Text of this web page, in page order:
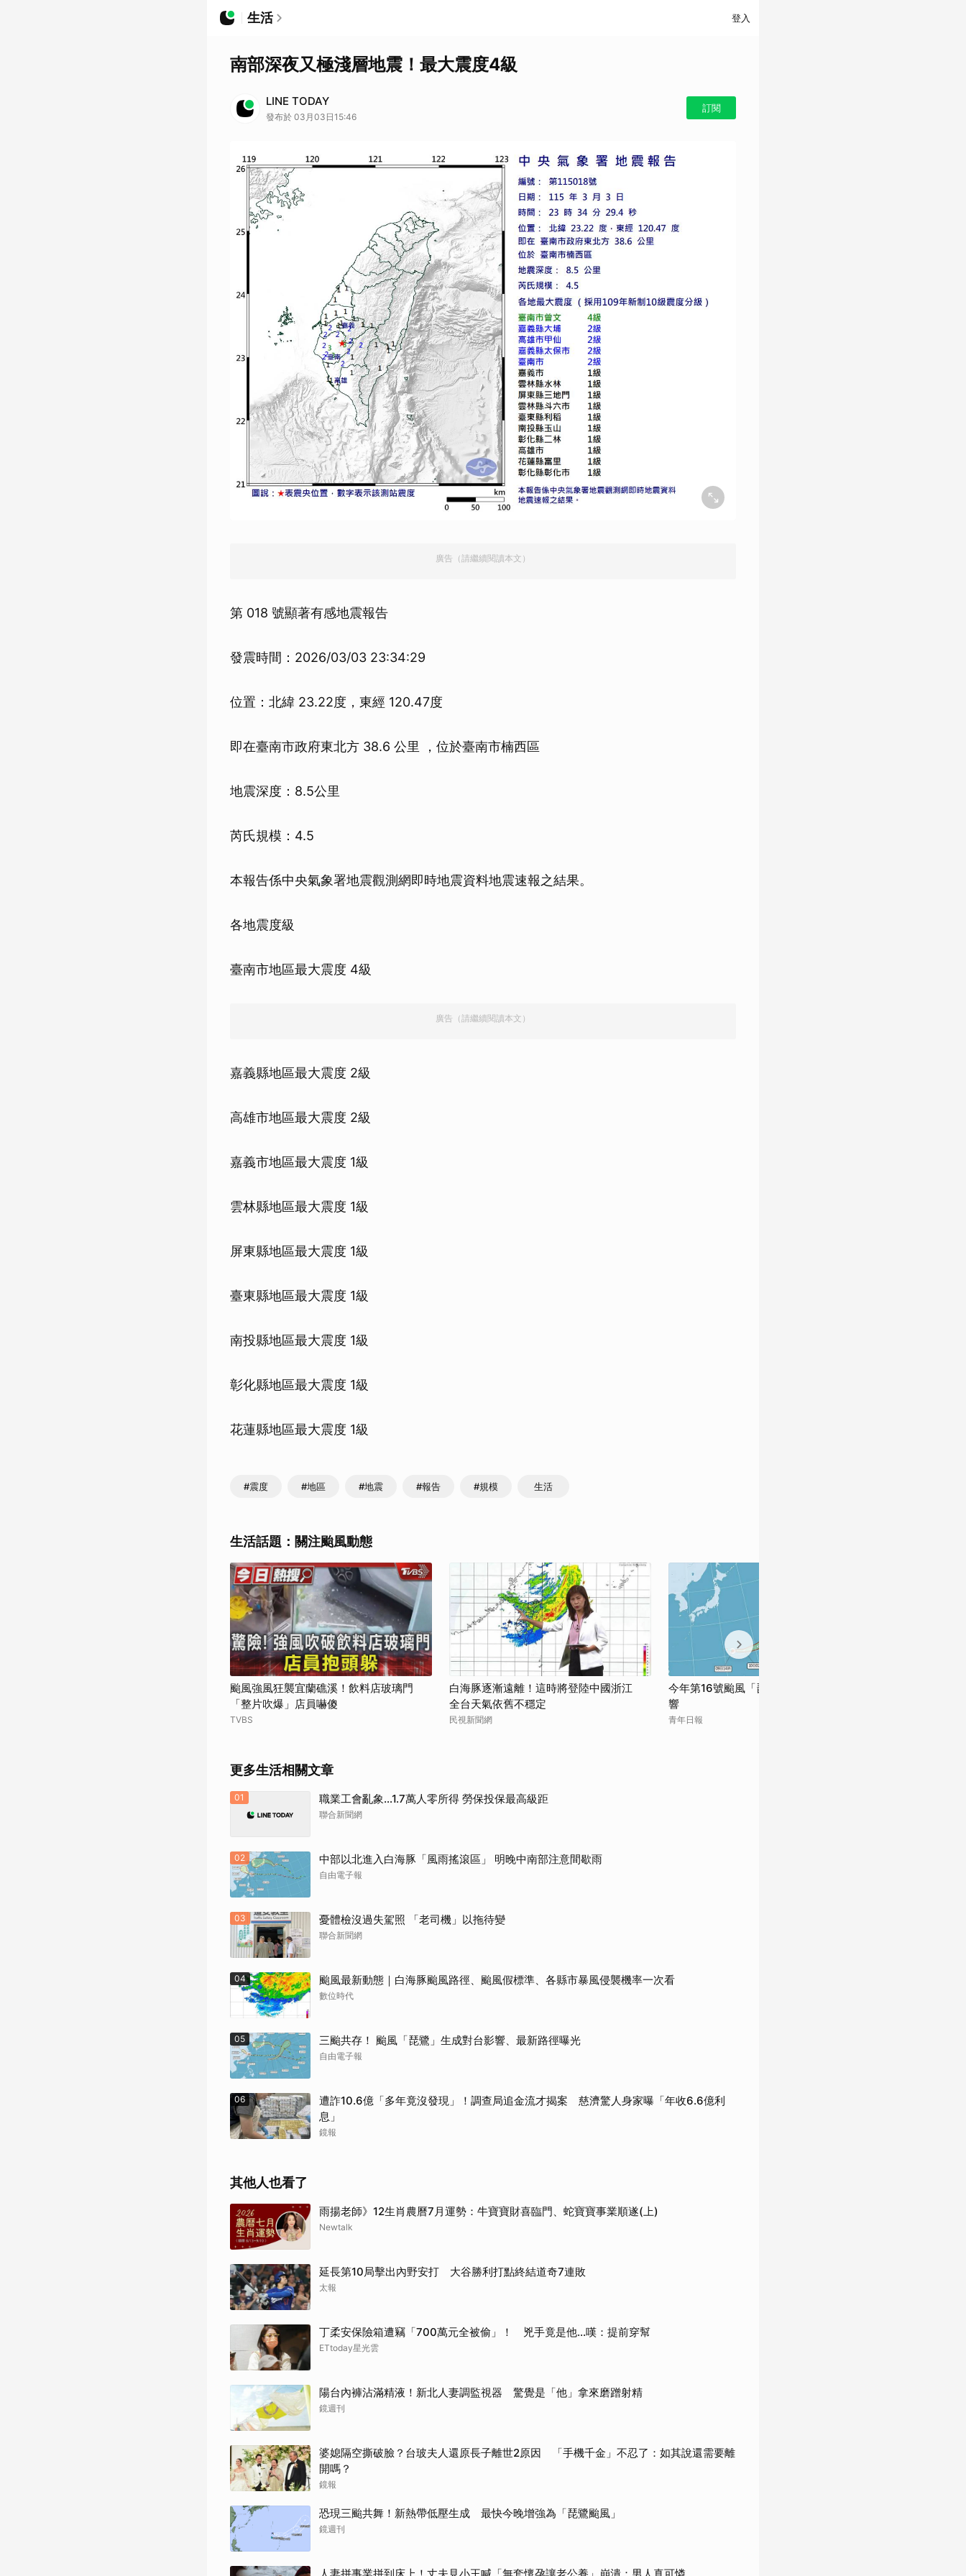
生活 登入
南部深夜又極淺層地震！最大震度4級
LINE TODAY
發布於 03月03日15:46
訂閱
廣告（請繼續閱讀本文）
第 018 號顯著有感地震報告
發震時間：2026/03/03 23:34:29
位置：北緯 23.22度，東經 120.47度
即在臺南市政府東北方 38.6 公里 ，位於臺南市楠西區
地震深度：8.5公里
芮氏規模：4.5
本報告係中央氣象署地震觀測網即時地震資料地震速報之結果。
各地震度級
臺南市地區最大震度 4級
廣告（請繼續閱讀本文）
嘉義縣地區最大震度 2級
高雄市地區最大震度 2級
嘉義市地區最大震度 1級
雲林縣地區最大震度 1級
屏東縣地區最大震度 1級
臺東縣地區最大震度 1級
南投縣地區最大震度 1級
彰化縣地區最大震度 1級
花蓮縣地區最大震度 1級
#震度 #地區 #地震 #報告 #規模 生活
生活話題：關注颱風動態
颱風強風狂襲宜蘭礁溪！飲料店玻璃門
「整片吹爆」店員嚇傻
TVBS
白海豚逐漸遠離！這時將登陸中國浙江
全台天氣依舊不穩定
民視新聞網
今年第16號颱風「琵鷺」生成 對臺灣無影
響
青年日報
更多生活相關文章
01 職業工會亂象…1.7萬人零所得 勞保投保最高級距
聯合新聞網
02 中部以北進入白海豚「風雨搖滾區」 明晚中南部注意間歇雨
自由電子報
03 憂體檢沒過失駕照 「老司機」以拖待變
聯合新聞網
04 颱風最新動態｜白海豚颱風路徑、颱風假標準、各縣市暴風侵襲機率一次看
數位時代
05 三颱共存！ 颱風「琵鷺」生成對台影響、最新路徑曝光
自由電子報
06
遭詐10.6億「多年竟沒發現」！調查局追金流才揭案 慈濟驚人身家曝「年收6.6億利
息」
鏡報
其他人也看了
雨揚老師》12生肖農曆7月運勢：牛寶寶財喜臨門、蛇寶寶事業順遂(上)
Newtalk
延長第10局擊出內野安打 大谷勝利打點終結道奇7連敗
太報
丁柔安保險箱遭竊「700萬元全被偷」！ 兇手竟是他...嘆：提前穿幫
ETtoday星光雲
陽台內褲沾滿精液！新北人妻調監視器 驚覺是「他」拿來磨蹭射精
鏡週刊
婆媳隔空撕破臉？台玻夫人還原長子離世2原因 「手機千金」不忍了：如其說還需要離
開嗎？
鏡報
恐現三颱共舞！新熱帶低壓生成 最快今晚增強為「琵鷺颱風」
鏡週刊